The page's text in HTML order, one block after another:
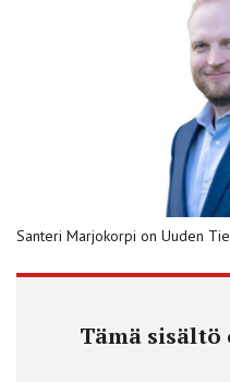
Santeri Marjokorpi on Uuden
Tämä